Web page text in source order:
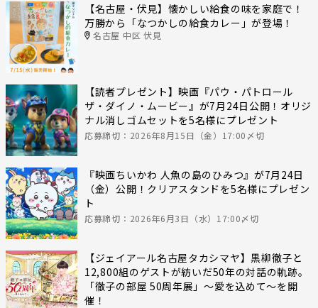
【名古屋・伏見】懐かしい給食の味を家庭で！
万勝から「なつかしの給食カレー」が登場！
名古屋 中区 伏見
【読者プレゼント】映画『パウ・パトロール
ザ・ダイノ・ムービー』が7月24日公開！オリジ
ナル消しゴムセットを5名様にプレゼント
応募締切：2026年8月15日（金）17:00〆切
『映画ちいかわ 人魚の島のひみつ』が7月24日
（金）公開！クリアスタンドを5名様にプレゼン
ト
応募締切：2026年6月3日（水）17:00〆切
【ジェイアール名古屋タカシマヤ】黒柳徹子と
12,800組のゲストが紡いだ50年の対話の軌跡。
「徹子の部屋 50周年展」～愛を込めて～を開
催！